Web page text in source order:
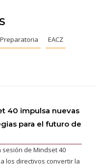
Preparatoria EACZ
40 impulsa nuevas
para el futuro de
sesión de Mindset 40
los directivos convertir la